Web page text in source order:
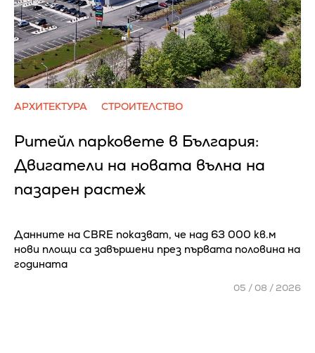
АРХИТЕКТУРА СТРОИТЕЛСТВО
Ритейл парковете в България:
Двигатели на новата вълна на
пазарен растеж
Данните на CBRE показват, че над 63 000 кв.м
нови площи са завършени през първата половина на
годината
05 / 08 / 2026